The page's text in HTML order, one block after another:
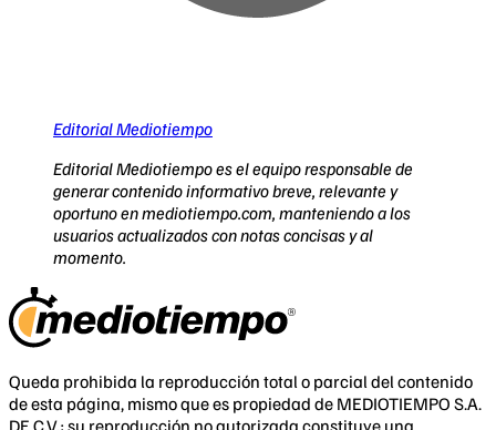
Editorial Mediotiempo
Editorial Mediotiempo es el equipo responsable de
generar contenido informativo breve, relevante y
oportuno en mediotiempo.com, manteniendo a los
usuarios actualizados con notas concisas y al
momento.
Queda prohibida la reproducción total o parcial del contenido
de esta página, mismo que es propiedad de MEDIOTIEMPO S.A.
DE C.V.; su reproducción no autorizada constituye una